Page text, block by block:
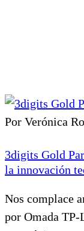
Por Verónica
3digits Gold
la innovación
Nos complace
por Omada